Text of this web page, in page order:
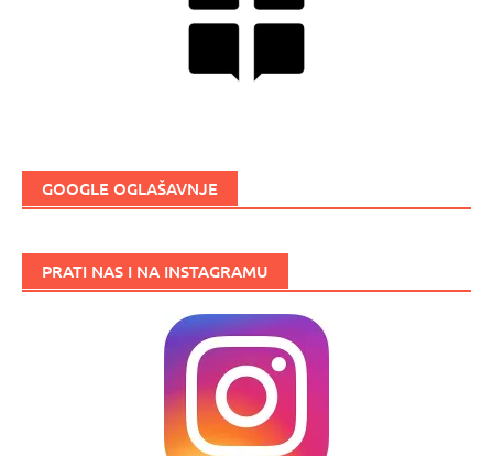
GOOGLE OGLAŠAVNJE
PRATI NAS I NA INSTAGRAMU